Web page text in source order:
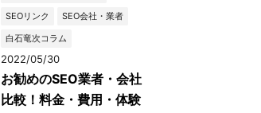
SEOリンク
SEO会社・業者
白石竜次コラム
2022/05/30
お勧めのSEO業者・会社
比較！料金・費用・体験